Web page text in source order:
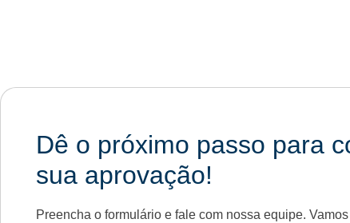
Dê o próximo passo para
sua aprovação!
Preencha o formulário e fale com nossa equipe.